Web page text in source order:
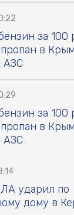
за 100
в
АЗС
за 100
в
АЗС
ударил по
дому в